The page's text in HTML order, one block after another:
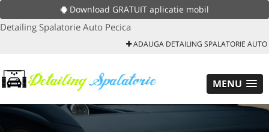
Download GRATUIT aplicatie mobil
Detailing Spalatorie Auto Pecica
ADAUGA DETAILING SPALATORIE AUTO
MENU